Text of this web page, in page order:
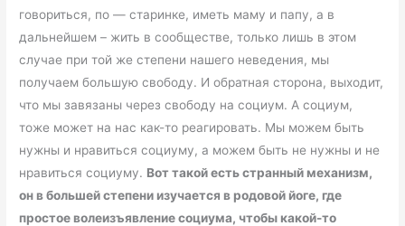
говориться, по — старинке, иметь маму и папу, а в
дальнейшем – жить в сообществе, только лишь в этом
случае при той же степени нашего неведения, мы
получаем большую свободу. И обратная сторона, выходит,
что мы завязаны через свободу на социум. А социум,
тоже может на нас как-то реагировать. Мы можем быть
нужны и нравиться социуму, а можем быть не нужны и не
нравиться социуму. Вот такой есть странный механизм,
он в большей степени изучается в родовой йоге, где
простое волеизъявление социума, чтобы какой-то